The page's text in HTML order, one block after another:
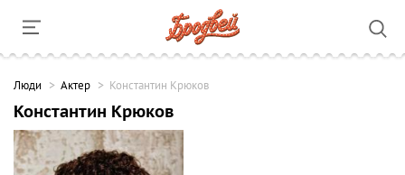
Люди Актер Константин Крюков
Константин Крюков